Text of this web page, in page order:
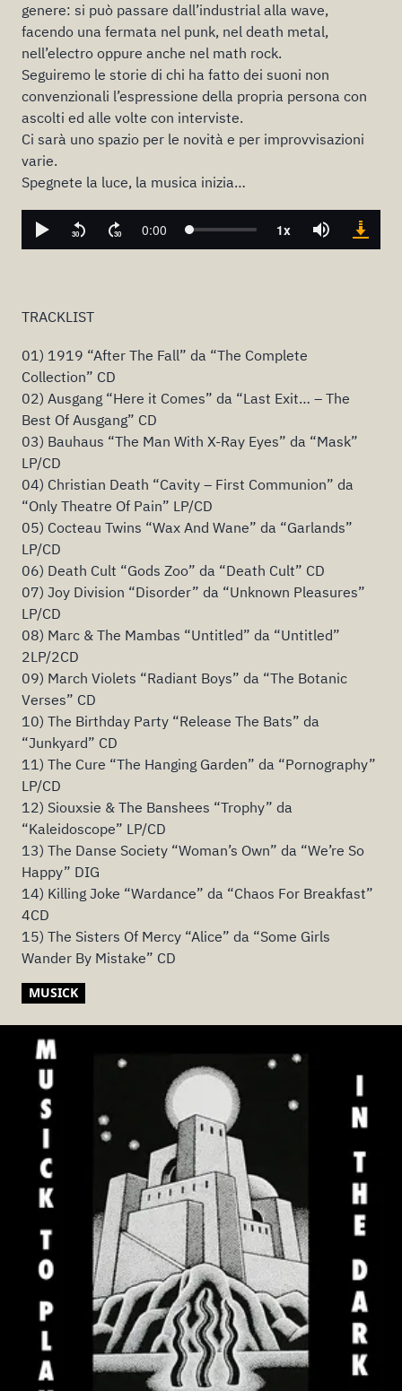
genere: si può passare dall’industrial alla wave,
facendo una fermata nel punk, nel death metal,
nell’electro oppure anche nel math rock.
Seguiremo le storie di chi ha fatto dei suoni non
convenzionali l’espressione della propria persona con
ascolti ed alle volte con interviste.
Ci sarà uno spazio per le novità e per improvvisazioni
varie.
Spegnete la luce, la musica inizia…
TRACKLIST
01) 1919 “After The Fall” da “The Complete
Collection” CD
02) Ausgang “Here it Comes” da “Last Exit… – The
Best Of Ausgang” CD
03) Bauhaus “The Man With X-Ray Eyes” da “Mask”
LP/CD
04) Christian Death “Cavity – First Communion” da
“Only Theatre Of Pain” LP/CD
05) Cocteau Twins “Wax And Wane” da “Garlands”
LP/CD
06) Death Cult “Gods Zoo” da “Death Cult” CD
07) Joy Division “Disorder” da “Unknown Pleasures”
LP/CD
08) Marc & The Mambas “Untitled” da “Untitled”
2LP/2CD
09) March Violets “Radiant Boys” da “The Botanic
Verses” CD
10) The Birthday Party “Release The Bats” da
“Junkyard” CD
11) The Cure “The Hanging Garden” da “Pornography”
LP/CD
12) Siouxsie & The Banshees “Trophy” da
“Kaleidoscope” LP/CD
13) The Danse Society “Woman’s Own” da “We’re So
Happy” DIG
14) Killing Joke “Wardance” da “Chaos For Breakfast”
4CD
15) The Sisters Of Mercy “Alice” da “Some Girls
Wander By Mistake” CD
MUSICK